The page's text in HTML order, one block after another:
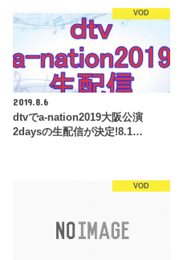
VOD
2019.8.6
dtvでa-nation2019大阪公演
2daysの生配信が決定!8.1…
VOD